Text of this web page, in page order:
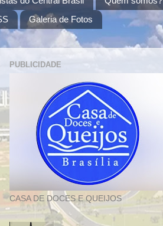
Galeria de Fotos
PUBLICIDADE
CASA DE DOCES E QUEIJOS